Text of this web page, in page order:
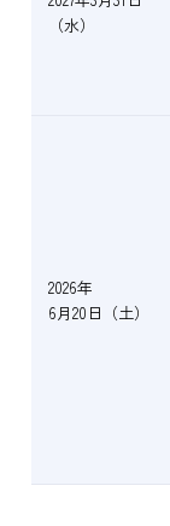
（水）
2026年
6月20日（土）